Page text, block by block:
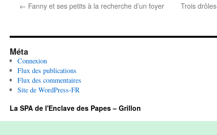
← Fanny et ses petits à la recherche d’un foyer Trois
Méta
Connexion
Flux des publications
Flux des commentaires
Site de WordPress-FR
La SPA de l'Enclave des Papes – Grillon